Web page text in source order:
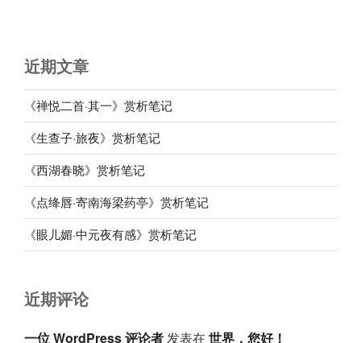
近期文章
《禅悦二首·其一》赏析笔记
《生查子·旅夜》赏析笔记
《西湖春晓》赏析笔记
《点绛唇·寄南海梁药亭》赏析笔记
《眼儿媚·中元夜有感》赏析笔记
近期评论
一位 WordPress 评论者发表在 世界，您好！